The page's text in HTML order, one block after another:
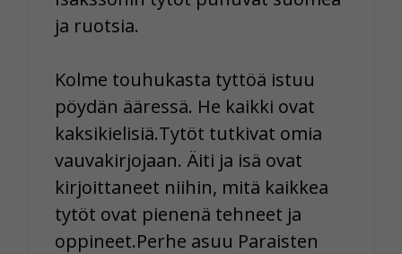
ja ruotsia.
Kolme touhukasta tyttöä istuu
pöydän ääressä. He kaikki ovat
kaksikielisiä.Tytöt tutkivat omia
vauvakirjojaan. Äiti ja isä ovat
kirjoittaneet niihin, mitä kaikkea
tytöt ovat pienenä tehneet ja
oppineet.Perhe asuu Paraisten